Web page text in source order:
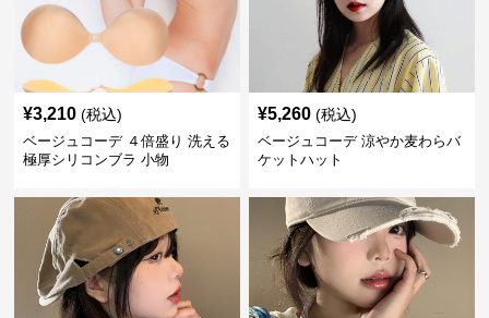
¥3,210 (税込)
ベージュコーデ ４倍盛り 洗える
極厚シリコンブラ 小物
¥5,260 (税込)
ベージュコーデ 涼やか麦わらバ
ケットハット